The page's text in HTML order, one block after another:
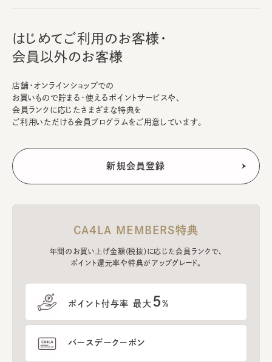
はじめてご利用のお客様・
会員以外のお客様
店舗・オンラインショップでの
お買いもので貯まる・使えるポイントサービスや、
会員ランクに応じたさまざまな特典を
ご利用いただける会員プログラムをご用意しています。
CA4LA MEMBERS特典
年間のお買い上げ金額(税抜)に応じた会員ランクで、
ポイント還元率や特典がアップグレード。
ポイント付与率 最大 5%
バースデークーポン